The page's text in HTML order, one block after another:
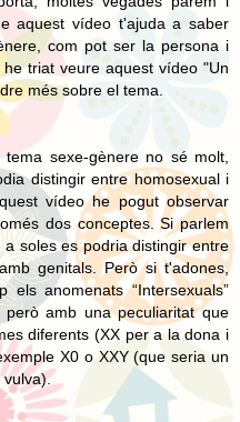
aquest vídeo t'ajuda a saber
com pot ser la persona i
triat veure aquest vídeo "Un
més sobre el tema.
sexe-gènere no sé molt,
distingir entre homosexual i
vídeo he pogut observar
dos conceptes. Si parlem
soles es podria distingir entre
genitals. Però si t'adones,
anomenats “Intersexuals”
amb una peculiaritat que
diferents (XX per a la dona i
X0 o XXY (que seria un
vulva).